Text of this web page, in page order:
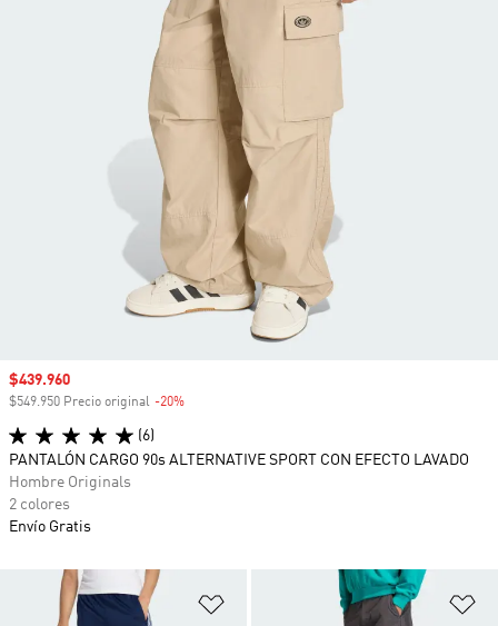
Añadir a la lista de deseos
Precio de venta
$439.960
$549.950 Precio original -20%
(6)
PANTALÓN CARGO 90s ALTERNATIVE SPORT CON EFECTO LAVADO
Hombre Originals
2 colores
Envío Gratis